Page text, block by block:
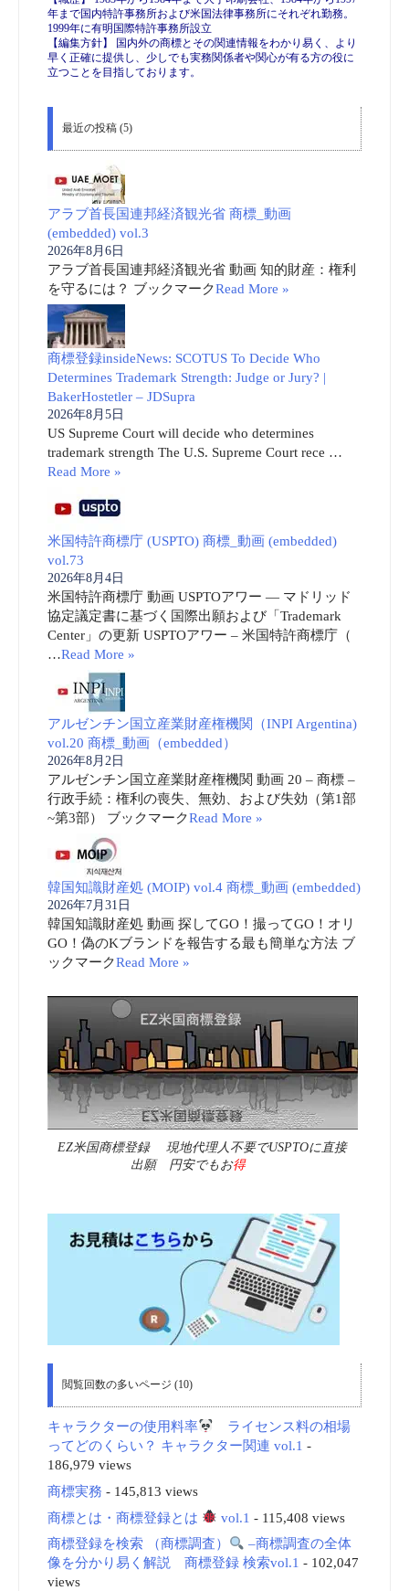
年まで国内特許事務所および米国法律事務所にそれぞれ勤務。
1999年に有明国際特許事務所設立
【編集方針】 国内外の商標とその関連情報をわかり易く、より
早く正確に提供し、少しでも実務関係者や関心が有る方の役に
立つことを目指しております。
最近の投稿 (5)
アラブ首長国連邦経済観光省 商標_動画
(embedded) vol.3
2026年8月6日
アラブ首長国連邦経済観光省 動画 知的財産：権利
を守るには？ ブックマークRead More »
商標登録insideNews: SCOTUS To Decide Who
Determines Trademark Strength: Judge or Jury? |
BakerHostetler – JDSupra
2026年8月5日
US Supreme Court will decide who determines
trademark strength The U.S. Supreme Court rece …
Read More »
米国特許商標庁 (USPTO) 商標_動画 (embedded)
vol.73
2026年8月4日
米国特許商標庁 動画 USPTOアワー ― マドリッド
協定議定書に基づく国際出願および「Trademark
Center」の更新 USPTOアワー – 米国特許商標庁（
…Read More »
アルゼンチン国立産業財産権機関（INPI Argentina)
vol.20 商標_動画（embedded）
2026年8月2日
アルゼンチン国立産業財産権機関 動画 20 – 商標 –
行政手続：権利の喪失、無効、および失効（第1部
~第3部） ブックマークRead More »
韓国知識財産処 (MOIP) vol.4 商標_動画 (embedded)
2026年7月31日
韓国知識財産処 動画 探してGO！撮ってGO！オリ
GO！偽のKブランドを報告する最も簡単な方法 ブ
ックマークRead More »
EZ米国商標登録 現地代理人不要でUSPTOに直接
出願 円安でもお得
閲覧回数の多いページ (10)
キャラクターの使用料率
ライセンス料の相場
ってどのくらい？ キャラクター関連 vol.1 -
186,979 views
商標実務 - 145,813 views
商標とは・商標登録とは
vol.1 - 115,408 views
商標登録を検索 （商標調査）
–商標調査の全体
像を分かり易く解説 商標登録 検索vol.1 - 102,047
views